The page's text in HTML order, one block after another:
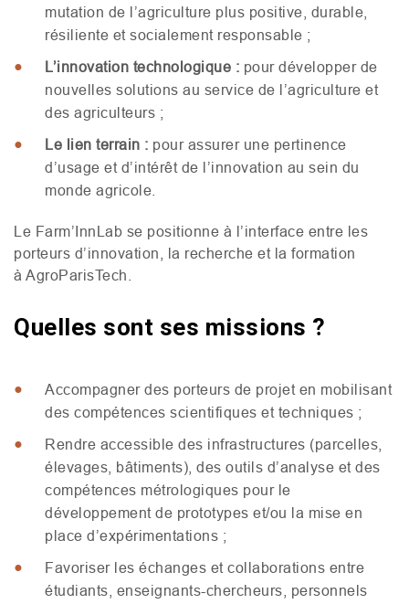
mutation de l’agriculture plus positive, durable,
résiliente et socialement responsable ;
L’innovation technologique : pour développer de
nouvelles solutions au service de l’agriculture et
des agriculteurs ;
Le lien terrain : pour assurer une pertinence
d’usage et d’intérêt de l’innovation au sein du
monde agricole.
Le Farm’InnLab se positionne à l’interface entre les
porteurs d’innovation, la recherche et la formation
à AgroParisTech.
Quelles sont ses missions ?
Accompagner des porteurs de projet en mobilisant
des compétences scientifiques et techniques ;
Rendre accessible des infrastructures (parcelles,
élevages, bâtiments), des outils d’analyse et des
compétences métrologiques pour le
développement de prototypes et/ou la mise en
place d’expérimentations ;
Favoriser les échanges et collaborations entre
étudiants, enseignants-chercheurs, personnels